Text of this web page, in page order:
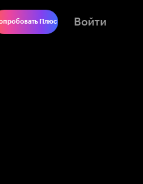
Плюс Войти